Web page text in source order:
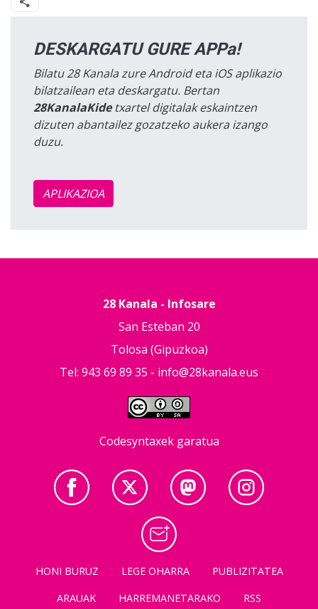
DESKARGATU GURE APPa!
Bilatu 28 Kanala zure Android eta iOS aplikazio
bilatzailean eta deskargatu. Bertan
28KanalaKidetxartel digitalak eskaintzen
dizuten abantailez gozatzeko aukera izango
duzu.
APLIKAZIOA
28 Kanala - Infosare
San Esteban 20
Tolosa (Gipuzkoa)
Tel: 943 69 89 35 - info@28kanala.eus
Codesyntaxek garatua
HONI BURUZ LEGE OHARRA
PUBLIZITATEA
ARAUAK
HARREMANETARAKO RSS